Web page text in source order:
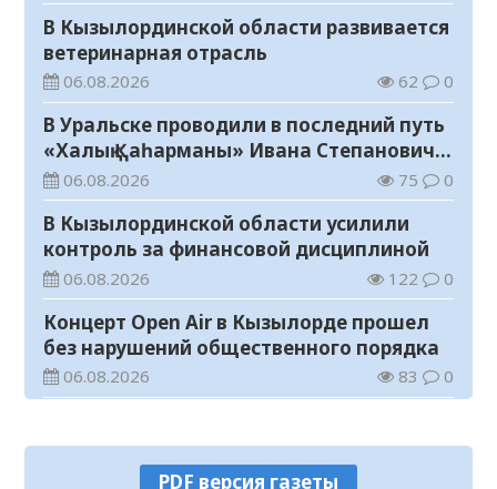
В Кызылординской области развивается
ветеринарная отрасль
06.08.2026 62 0
В Уральске проводили в последний путь
«Халық Қаһарманы» Ивана Степановича
Гапича
06.08.2026 75 0
В Кызылординской области усилили
контроль за финансовой дисциплиной
06.08.2026 122 0
Концерт Open Air в Кызылорде прошел
без нарушений общественного порядка
06.08.2026 83 0
конкурс видеороликов о семейных
ценностях и Конституции
06.08.2026 PDF версия газеты